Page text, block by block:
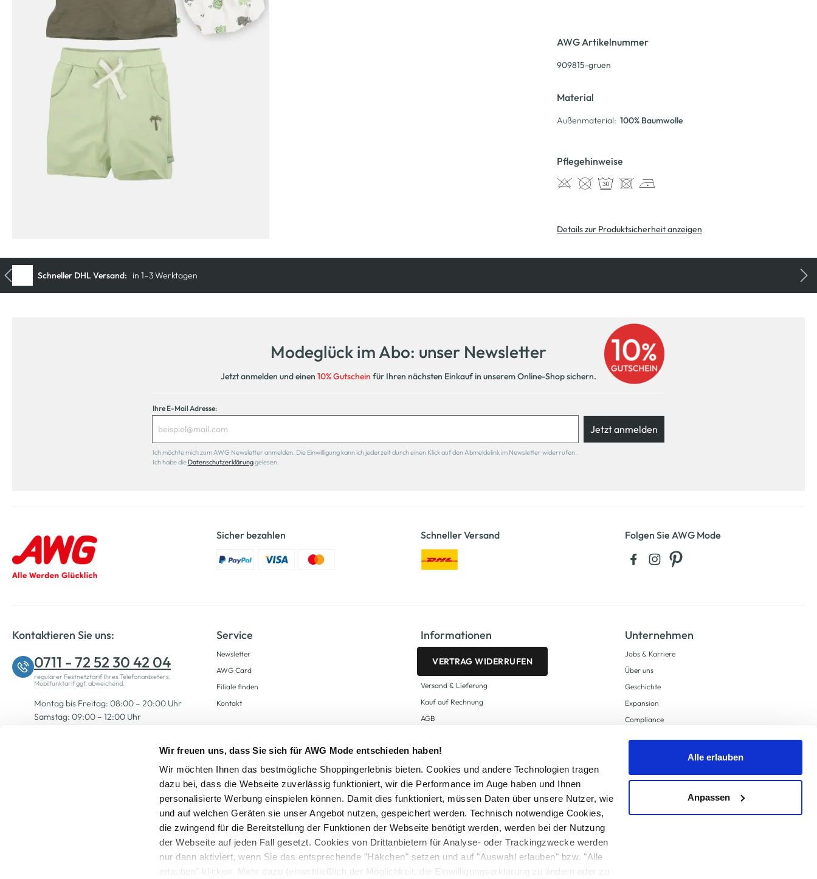
Wir freuen uns, dass Sie sich für AWG Mode entschieden haben!
Wir möchten Ihnen das bestmögliche Shoppingerlebnis bieten. Cookies und andere Technologien tragen
dazu bei, dass die Webseite zuverlässig funktioniert, wir die Performance im Auge haben und Ihnen
personalisierte Werbung einspielen können. Damit dies funktioniert, müssen Daten über unsere Nutzer, wie
und auf welchen Geräten sie unser Angebot nutzen, gespeichert werden. Technisch notwendige Cookies,
die zwingend für die Bereitstellung der Funktionen der Webseite benötigt werden, werden bei der Nutzung
der Webseite auf jeden Fall gesetzt. Cookies von Drittanbietern für Analyse- oder Trackingzwecke werden
nur dann aktiviert, wenn Sie das entsprechende "Häkchen" setzen und auf "Auswahl erlauben" bzw. "Alle
erlauben" klicken. Mehr dazu (einschließlich der Möglichkeit, die Einwilligungserklärung zu ändern oder zu
Alle erlauben
Anpassen
AWG Artikelnummer
909815-gruen
Material
Außenmaterial: 100% Baumwolle
Pflegehinweise
Details zur Produktsicherheit anzeigen
Modeglück im Abo: unser Newsletter
Jetzt anmelden und einen 10% Gutschein für Ihren nächsten Einkauf in unserem Online-Shop sichern.
Ihre E-Mail Adresse:
Jetzt anmelden
Ich möchte mich zum AWG Newsletter anmelden. Die Einwilligung kann ich jederzeit durch einen Klick auf den Abmeldelink im Newsletter widerrufen.
Ich habe die Datenschutzerklärunggelesen.
Sicher bezahlen Schneller Versand Folgen Sie AWG Mode
Kontaktieren Sie uns:
0711 - 72 52 30 42 04
regulärer Festnetztarif Ihres Telefonanbieters,
Mobilfunktarif ggf. abweichend.
Montag bis Freitag: 08:00 – 20:00 Uhr
Samstag: 09:00 – 12:00 Uhr
Service
Newsletter
AWG Card
Filiale finden
Kontakt
Informationen
VERTRAG WIDERRUFEN
Versand & Lieferung
Kauf auf Rechnung
AGB
Zahlungsarten
Datenschutz
AWG CARD Teilnahmebedingungen
Unternehmen
Jobs & Karriere
Über uns
Geschichte
Expansion
Compliance
Supply Chain Due Diligence
Alle Preise inkl. gesetzl. Mehrwertsteuer zzgl.